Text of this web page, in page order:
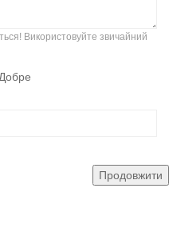
Використовуйте звичайний
Продовжити